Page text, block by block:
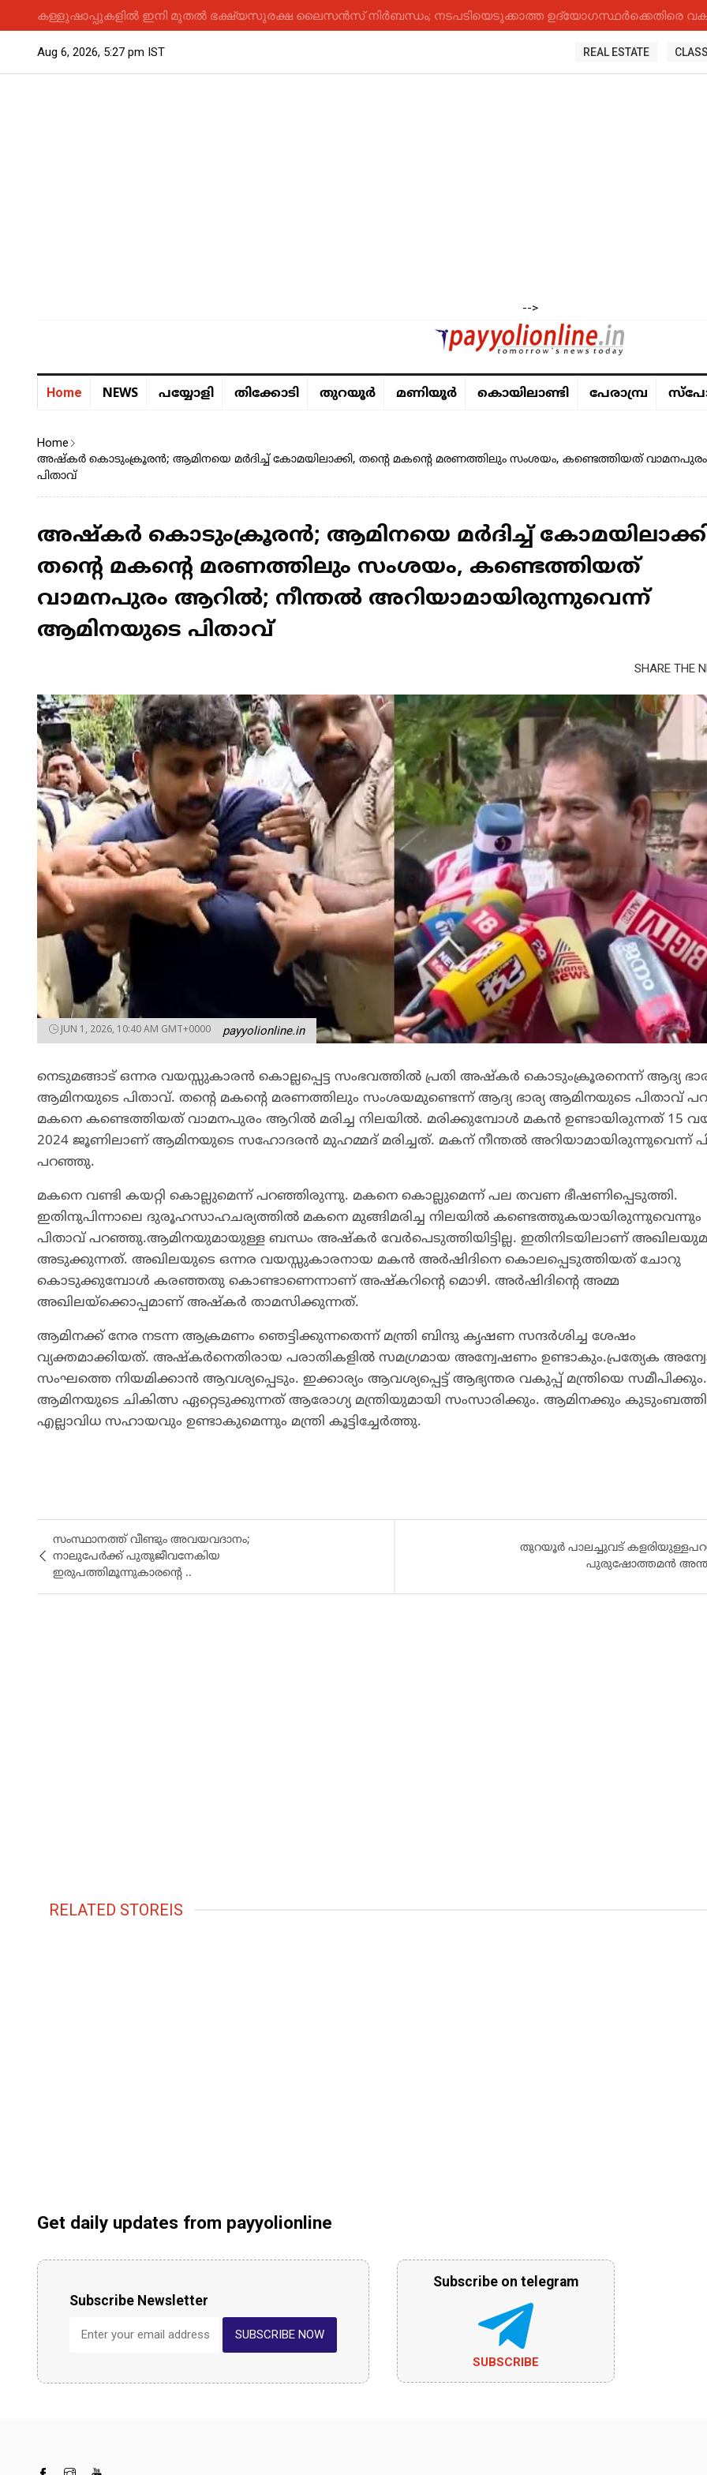
കള്ളുഷാപ്പുകളിൽ ഇനി മുതൽ ഭക്ഷ്യസുരക്ഷ ലൈസൻസ് നിർബന്ധം; നടപടിയെടുക്കാത്ത ഉദ്യോ​ഗസ്ഥർക്കെതിരെ
Aug 6, 2026, 5:27 pm IST REAL ESTATE
-->
Home NEWS പയ്യോളി തിക്കോടി തുറയൂര്‍ മണിയൂര്‍ കൊയിലാണ്ടി പേരാമ്പ്ര
Home
അഷ്കർ കൊടുംക്രൂരൻ; ആമിനയെ മർദിച്ച് കോമയിലാക്കി, തന്റെ മകന്റെ മരണത്തിലും സംശയം, കണ്ടെത്തിയത്
പിതാവ്
അഷ്കർ കൊടുംക്രൂരൻ; ആമിനയെ മർദിച്ച്
തന്റെ മകന്റെ മരണത്തിലും സംശയം, കണ്ടെത്തിയത്
വാമനപുരം ആറിൽ; നീന്തൽ അറിയാമായിരുന്നുവെന്ന്
ആമിനയുടെ പിതാവ്
SHARE THE
JUN 1, 2026, 10:40 AM GMT+0000 payyolionline.in
നെടുമങ്ങാട് ഒന്നര വയസ്സുകാരൻ കൊല്ലപ്പെട്ട സംഭവത്തിൽ പ്രതി അഷ്കർ കൊടുംക്രൂരനെന്ന് ആദ്യ
ആമിനയുടെ പിതാവ്. തന്റെ മകന്റെ മരണത്തിലും സംശയമുണ്ടെന്ന് ആദ്യ ഭാര്യ ആമിനയുടെ പിതാവ്
മകനെ കണ്ടെത്തിയത് വാമനപുരം ആറിൽ മരിച്ച നിലയിൽ. മരിക്കുമ്പോൾ മകൻ ഉണ്ടായിരുന്നത് 15
2024 ജൂണിലാണ് ആമിനയുടെ സഹോദരൻ മുഹമ്മദ് മരിച്ചത്. മകന് നീന്തൽ അറിയാമായിരുന്നുവെന്ന്
പറഞ്ഞു.
മകനെ വണ്ടി കയറ്റി കൊല്ലുമെന്ന് പറഞ്ഞിരുന്നു. മകനെ കൊല്ലുമെന്ന് പല തവണ ഭീഷണിപ്പെടുത്തി.
ഇതിനുപിന്നാലെ ദുരൂഹസാഹചര്യത്തിൽ മകനെ മുങ്ങിമരിച്ച നിലയിൽ കണ്ടെത്തുകയായിരുന്നുവെന്നും
പിതാവ് പറഞ്ഞു.ആമിനയുമായുള്ള ബന്ധം അഷ്കർ വേർപെടുത്തിയിട്ടില്ല. ഇതിനിടയിലാണ്
അടുക്കുന്നത്. അഖിലയുടെ ഒന്നര വയസ്സുകാരനായ മകൻ അർഷിദിനെ കൊലപ്പെടുത്തിയത് ചോറു
കൊടുക്കുമ്പോൾ കരഞ്ഞതു കൊണ്ടാണെന്നാണ് അഷ്കറിന്റെ മൊഴി. അർഷിദിന്റെ അമ്മ
അഖിലയ്ക്കൊപ്പമാണ് അഷ്കർ താമസിക്കുന്നത്.
ആമിനക്ക് നേര നടന്ന ആക്രമണം ഞെട്ടിക്കുന്നതെന്ന് മന്ത്രി ബിന്ദു കൃഷണ സന്ദർശിച്ച ശേഷം
വ്യക്തമാക്കിയത്. അഷ്കർനെതിരായ പരാതികളിൽ സമഗ്രമായ അന്വേഷണം ഉണ്ടാകും.പ്രത്യേക
സംഘത്തെ നിയമിക്കാൻ ആവശ്യപ്പെടും. ഇക്കാര്യം ആവശ്യപ്പെട്ട് ആഭ്യന്തര വകുപ്പ് മന്ത്രിയെ സമീപിക്കും.
ആമിനയുടെ ചികിത്സ ഏറ്റെടുക്കുന്നത് ആരോഗ്യ മന്ത്രിയുമായി സംസാരിക്കും. ആമിനക്കും
എല്ലാവിധ സഹായവും ഉണ്ടാകുമെന്നും മന്ത്രി കൂട്ടിച്ചേർത്തു.
സംസ്ഥാനത്ത് വീണ്ടും അവയവദാനം;
നാലുപേർക്ക് പുതുജീവനേകിയ
ഇരുപത്തിമൂന്നുകാരൻ്റെ ..
തുറയൂർ പാലച്ചുവട്
പുരുഷോത്തമൻ
RELATED STOREIS
Get daily updates from payyolionline
Subscribe Newsletter
SUBSCRIBE NOW
Subscribe on telegram
SUBSCRIBE